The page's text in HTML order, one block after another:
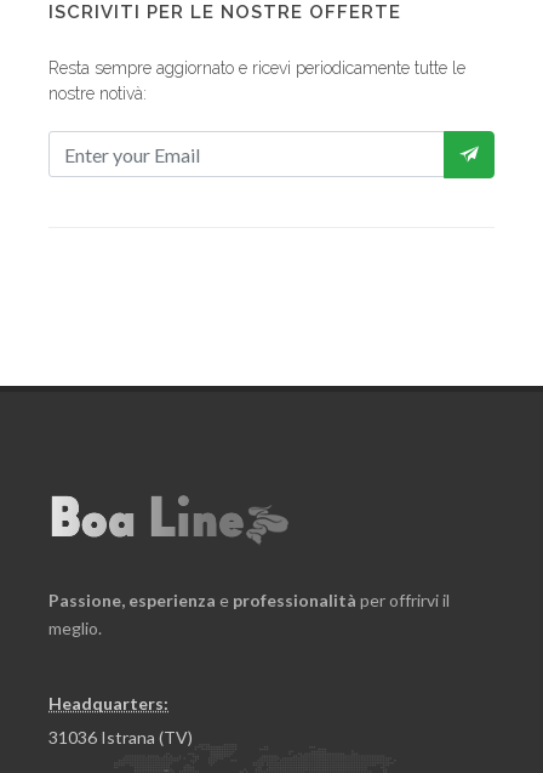
ISCRIVITI PER LE NOSTRE OFFERTE
Resta sempre aggiornato e ricevi periodicamente tutte le
nostre notivà:
Passione, esperienza e professionalità per offrirvi il
meglio.
Headquarters:
31036 Istrana (TV)